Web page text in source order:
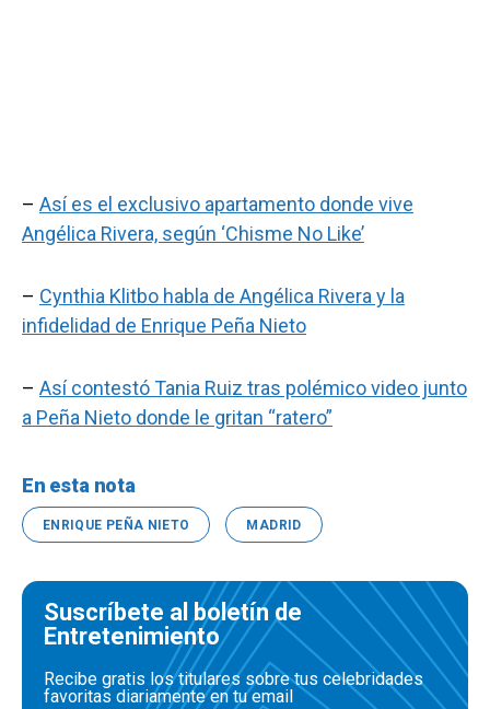
– Así es el exclusivo apartamento donde vive
Angélica Rivera, según ‘Chisme No Like’
– Cynthia Klitbo habla de Angélica Rivera y la
infidelidad de Enrique Peña Nieto
– Así contestó Tania Ruiz tras polémico video junto
a Peña Nieto donde le gritan “ratero”
En esta nota
ENRIQUE PEÑA NIETO MADRID
Suscríbete al boletín de
Entretenimiento
Recibe gratis los titulares sobre tus celebridades
favoritas diariamente en tu email